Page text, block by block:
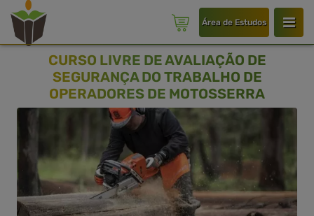
Área de Estudos
CURSO LIVRE DE AVALIAÇÃO DE
SEGURANÇA DO TRABALHO DE
OPERADORES DE MOTOSSERRA